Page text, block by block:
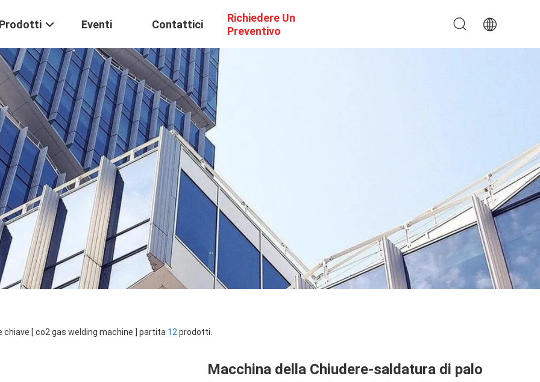
Eventi Contattici
Richiedere Un
Preventivo
chiave [ co2 gas welding machine ] partita 12 prodotti.
Macchina della Chiudere-saldatura di palo